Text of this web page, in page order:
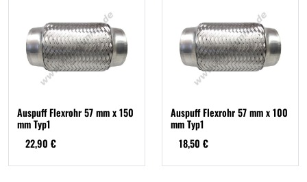
Auspuff Flexrohr 57 mm x 150
mm Typ1
22,90 €
Auspuff Flexrohr 57 mm x 100
mm Typ1
18,50 €